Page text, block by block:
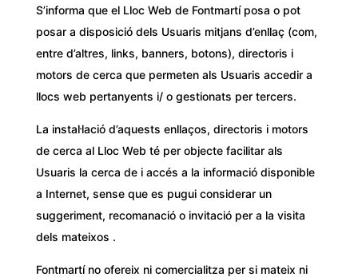
S’informa que el Lloc Web de Fontmartí posa o pot
posar a disposició dels Usuaris mitjans d’enllaç (com,
entre d’altres, links, banners, botons), directoris i
motors de cerca que permeten als Usuaris accedir a
llocs web pertanyents i/ o gestionats per tercers.
La instal·lació d’aquests enllaços, directoris i motors
de cerca al Lloc Web té per objecte facilitar als
Usuaris la cerca de i accés a la informació disponible
a Internet, sense que es pugui considerar un
suggeriment, recomanació o invitació per a la visita
dels mateixos .
Fontmartí no ofereix ni comercialitza per si mateix ni